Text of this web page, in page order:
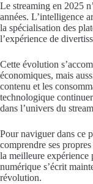
Le streaming en 2025
années. L’intelligence
la spécialisation des
l’expérience de
Cette évolution
économiques, mais
contenu et les
technologique
dans l’univers du
Pour naviguer dans ce
comprendre ses
la meilleure expérience
numérique s’écrit
révolution.